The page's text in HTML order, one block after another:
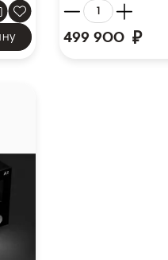
499 900 ₽